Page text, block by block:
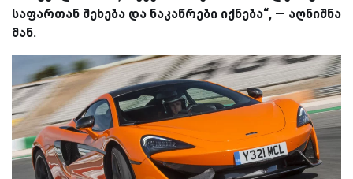
საფართან შეხება და ნაკაწრები იქნება“, — აღნიშნა
მან.